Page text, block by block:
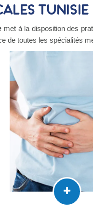
Tunisie
met à la disposition des
de toutes les spécialités